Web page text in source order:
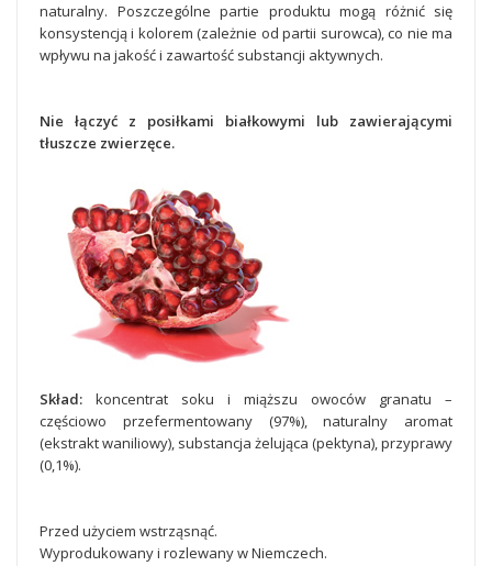
naturalny. Poszczególne partie produktu mogą różnić się
konsystencją i kolorem (zależnie od partii surowca), co nie ma
wpływu na jakość i zawartość substancji aktywnych.
Nie łączyć z posiłkami białkowymi lub zawierającymi
tłuszcze zwierzęce.
Skład: koncentrat soku i miąższu owoców granatu –
częściowo przefermentowany (97%), naturalny aromat
(ekstrakt waniliowy), substancja żelująca (pektyna), przyprawy
(0,1%).
Przed użyciem wstrząsnąć.
Wyprodukowany i rozlewany w Niemczech.